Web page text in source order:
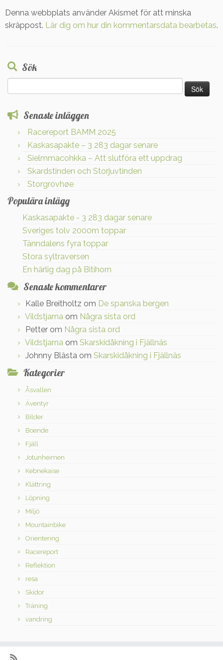
Denna webbplats använder Akismet för att minska
skräppost. Lär dig om hur din kommentarsdata bearbetas.
Sök
efter:
Senaste inläggen
Racereport BAMM 2025
Kaskasapakte – 3 283 dagar senare
Sielmmacohkka – Att slutföra ett uppdrag
Skardstinden och Storjuvtinden
Storgrovhøe
Populära inlägg
Kaskasapakte - 3 283 dagar senare
Sveriges tolv 2000m toppar
Tänndalens fyra toppar
Stora syltraversen
En härlig dag på Bitihorn
Senaste kommentarer
Kalle Breitholtz om De spanska bergen
Vildstjarna om Några sista ord
Petter om Några sista ord
Vildstjarna om Skarskidåkning i Fjällnäs
Johnny Blästa om Skarskidåkning i Fjällnäs
Kategorier
Åsvallen
Äventyr
Bilder
Boende
Fjäll
Jotunheimen
Kebnekaise
Klättring
Löpning
Miljö
Mountainbike
Orientering
Racereport
Reflektion
resa
Skidor
Träning
vandring